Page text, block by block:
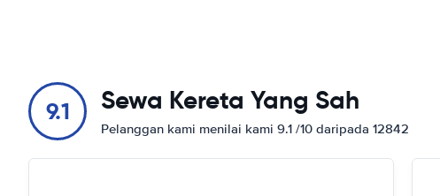
9.1 Sewa Kereta Yang Sah
Pelanggan kami menilai kami 9.1 /10 daripada 12842